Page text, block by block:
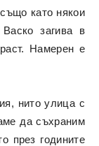
като някои
загива в
Намерен е
нито улица с
да съхраним
през годините